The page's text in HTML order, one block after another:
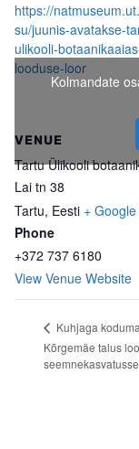
https://
su/juunis-avatakse-
ulikooli-
looduse-loor
VENUE
Tartu Ülikooli
Lai tn 38
Tartu, Eesti +
Phone
+372 737 6180
View Venue Website
Kolmandate
Kuhjaga
Kõrgemäe talus
seemnekasvatusse